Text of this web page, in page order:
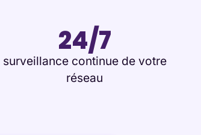
24/7
surveillance continue de votre
réseau